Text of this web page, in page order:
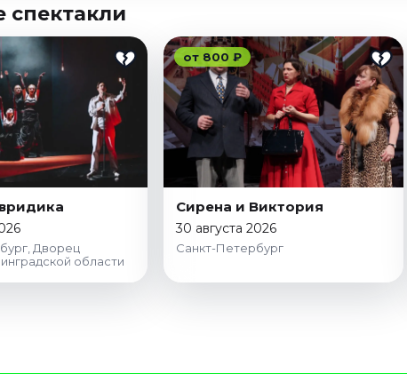
спектакли
Дворец
области
от 800 ₽
Сирена и Виктория
30 августа 2026
Санкт-Петербург